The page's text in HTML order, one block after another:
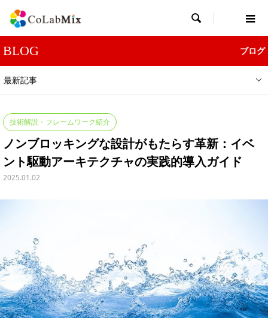

BLOG ブログ
最新記事
技術解説・フレームワーク紹介
ノンブロッキングな設計がもたらす革新：イベ
ント駆動アーキテクチャの実践的導入ガイド
2025.01.02